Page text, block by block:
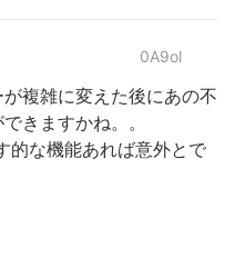
0A9ol
複雑に変えた後にあの不
きますかね。。
的な機能あれば意外とで